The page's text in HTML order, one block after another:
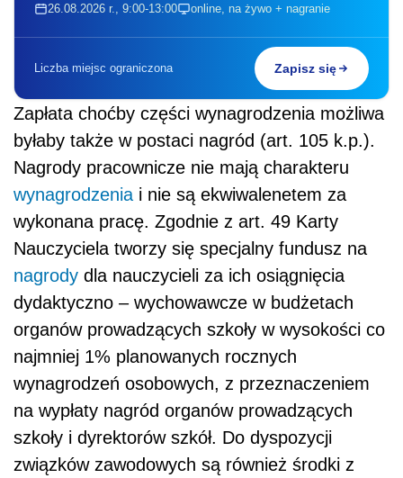
26.08.2026 r., 9:00-13:00 online, na żywo + nagranie
Liczba miejsc ograniczona Zapisz się
Zapłata choćby części wynagrodzenia możliwa
byłaby także w postaci nagród (art. 105 k.p.).
Nagrody pracownicze nie mają charakteru
wynagrodzenia i nie są ekwiwalenetem za
wykonana pracę. Zgodnie z art. 49 Karty
Nauczyciela tworzy się specjalny fundusz na
nagrody dla nauczycieli za ich osiągnięcia
dydaktyczno – wychowawcze w budżetach
organów prowadzących szkoły w wysokości co
najmniej 1% planowanych rocznych
wynagrodzeń osobowych, z przeznaczeniem
na wypłaty nagród organów prowadzących
szkoły i dyrektorów szkół. Do dyspozycji
związków zawodowych są również środki z